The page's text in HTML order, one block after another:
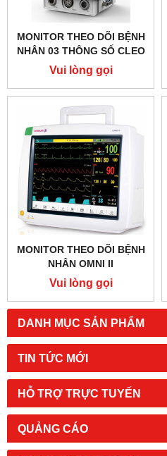
DANH MỤC SẢN PHẨM
TIN TỨC MỚI
HỖ TRỢ TRỰC TUYẾN
QUẢNG CÁO
MONITOR THEO DÕI BỆNH
NHÂN 03 THÔNG SỐ CLEO
Vui lòng gọi
MONITOR THEO DÕI BỆNH
NHÂN OMNI II
Vui lòng gọi